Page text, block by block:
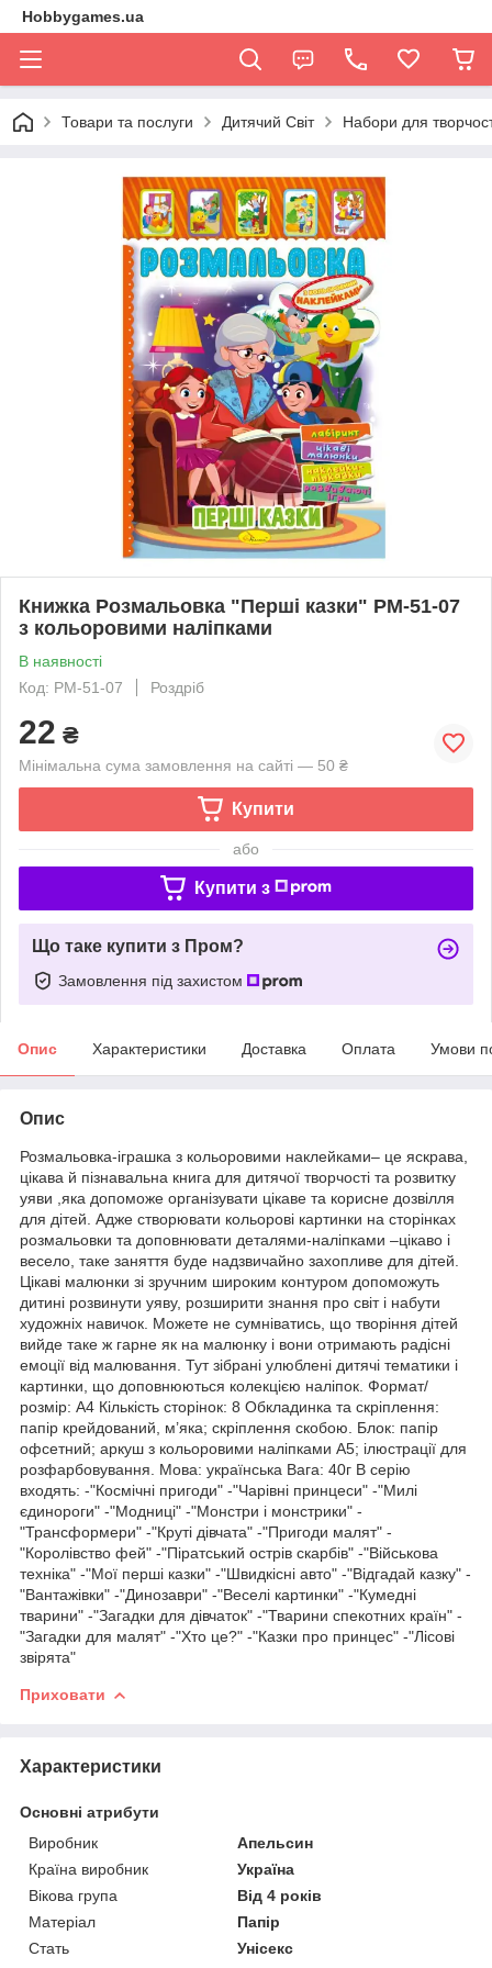
Hobbygames.ua
Товари та послуги Дитячий Світ Набори для
Книжка Розмальовка "Перші казки" РМ-51-07
з кольоровими наліпками
В наявності
Код: РМ-51-07
Роздріб
22 ₴
Мінімальна сума замовлення на сайті — 50 ₴
Купити
або
Купити з
Що таке купити з Пром?
Замовлення під захистом
Опис Характеристики Доставка Оплата Умови
Опис
Розмальовка-іграшка з кольоровими наклейками– це яскрава,
цікава й пізнавальна книга для дитячої творчості та розвитку
уяви ,яка допоможе організувати цікаве та корисне дозвілля
для дітей. Адже створювати кольорові картинки на сторінках
розмальовки та доповнювати деталями-наліпками –цікаво і
весело, таке заняття буде надзвичайно захопливе для дітей.
Цікаві малюнки зі зручним широким контуром допоможуть
дитині розвинути уяву, розширити знання про світ і набути
художніх навичок. Можете не сумніватись, що творіння дітей
вийде таке ж гарне як на малюнку і вони отримають радісні
емоції від малювання. Тут зібрані улюблені дитячі тематики і
картинки, що доповнюються колекцією наліпок. Формат/
розмір: А4 Кількість сторінок: 8 Обкладинка та скріплення:
папір крейдований, м’яка; скріплення скобою. Блок: папір
офсетний; аркуш з кольоровими наліпками А5; ілюстрації для
розфарбовування. Мова: українська Вага: 40г В серію
входять: -"Космічні пригоди" -"Чарівні принцеси" -"Милі
єдинороги" -"Модниці" -"Монстри і монстрики" -
"Трансформери" -"Круті дівчата" -"Пригоди малят" -
"Королівство фей" -"Піратський острів скарбів" -"Військова
техніка" -"Мої перші казки" -"Швидкісні авто" -"Відгадай казку" -
"Вантажівки" -"Динозаври" -"Веселі картинки" -"Кумедні
тварини" -"Загадки для дівчаток" -"Тварини спекотних країн" -
"Загадки для малят" -"Хто це?" -"Казки про принцес" -"Лісові
звірята"
Приховати
Характеристики
Основні атрибути
Виробник
Апельсин
Країна виробник
Україна
Вікова група
Від 4 років
Матеріал
Папір
Стать
Унісекс